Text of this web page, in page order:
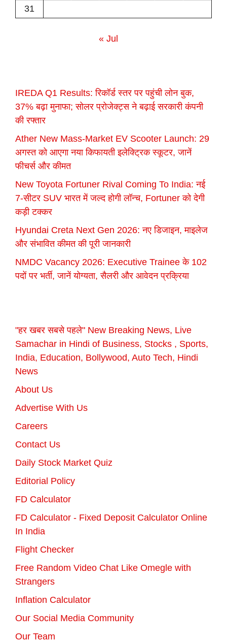
31
« Jul
IREDA Q1 Results: रिकॉर्ड स्तर पर पहुंची लोन बुक,
37% बढ़ा मुनाफा; सोलर प्रोजेक्ट्स ने बढ़ाई सरकारी कंपनी
की रफ्तार
Ather New Mass-Market EV Scooter Launch: 29
अगस्त को आएगा नया किफायती इलेक्ट्रिक स्कूटर, जानें
फीचर्स और कीमत
New Toyota Fortuner Rival Coming To India: नई
7-सीटर SUV भारत में जल्द होगी लॉन्च, Fortuner को देगी
कड़ी टक्कर
Hyundai Creta Next Gen 2026: नए डिजाइन, माइलेज
और संभावित कीमत की पूरी जानकारी
NMDC Vacancy 2026: Executive Trainee के 102
पदों पर भर्ती, जानें योग्यता, सैलरी और आवेदन प्रक्रिया
"हर खबर सबसे पहले" New Breaking News, Live
Samachar in Hindi of Business, Stocks , Sports,
India, Education, Bollywood, Auto Tech, Hindi
News
About Us
Advertise With Us
Careers
Contact Us
Daily Stock Market Quiz
Editorial Policy
FD Calculator
FD Calculator - Fixed Deposit Calculator Online
In India
Flight Checker
Free Random Video Chat Like Omegle with
Strangers
Inflation Calculator
Our Social Media Community
Our Team